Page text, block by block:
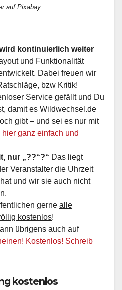
auf Pixabay
kontinuierlich weiter
und Funktionalität
Dabei freuen wir
bzw Kritik!
Service gefällt und Du
damit es Wildwechsel.de
gibt – und sei es nur mit
hier ganz einfach und
nur „??“?“ Das liegt
Veranstalter die Uhrzeit
und wir sie auch nicht
gerne alle
kostenlos!
übrigens auch auf
Kostenlos! Schreib
kostenlos